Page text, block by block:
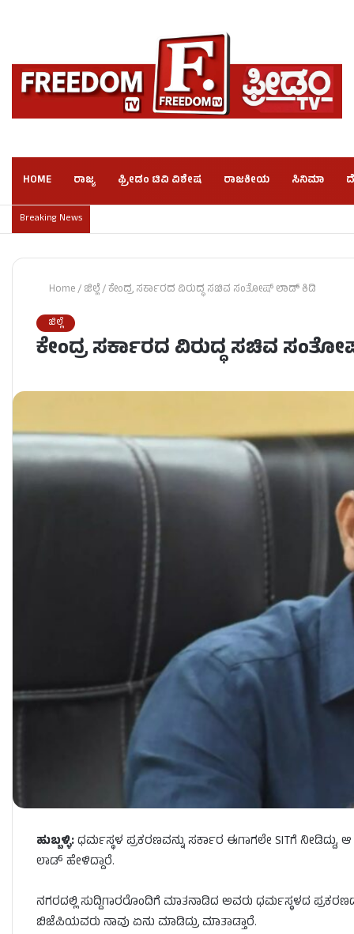
HOME ರಾಜ್ಯ ಫ್ರೀಡಂ ಟಿವಿ ವಿಶೇಷ ರಾಜಕೀಯ ಸಿನಿಮಾ
Breaking News
Home/ಜಿಲ್ಲೆ/ಕೇಂದ್ರ ಸರ್ಕಾರದ ವಿರುದ್ಧ ಸಚಿವ ಸಂತೋಷ್​ ಲಾಡ್​ ಕಿಡಿ
ಜಿಲ್ಲೆ
ಕೇಂದ್ರ ಸರ್ಕಾರದ ವಿರುದ್ಧ ಸಚಿವ
ಹುಬ್ಬಳ್ಳಿ:ಧರ್ಮಸ್ಥಳ ಪ್ರಕರಣವನ್ನು ಸರ್ಕಾರ ಈಗಾಗಲೇ SITಗೆ
ಲಾಡ್​ ಹೇಳಿದ್ದಾರೆ.
ನಗರದಲ್ಲಿ ಸುದ್ದಿಗಾರರೊಂದಿಗೆ ಮಾತನಾಡಿದ ಅವರು ಧರ್ಮಸ್ಥಳದ
ಬಿಜೆಪಿಯವರು ನಾವು ಏನು ಮಾಡಿದ್ರು ಮಾತಾಡ್ತಾರೆ.